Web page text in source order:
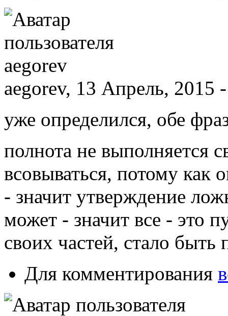
aegorev, 13 Апрель, 2015
уже определился, обе
полнота не выполняется
всовываться, потому как
- значит утверждение
может - значит все - это
своих частей, стало
Для комментирования